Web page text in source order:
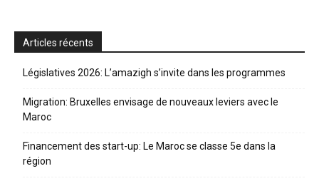
Articles récents
Législatives 2026: L’amazigh s’invite dans les programmes
Migration: Bruxelles envisage de nouveaux leviers avec le
Maroc
Financement des start-up: Le Maroc se classe 5e dans la
région